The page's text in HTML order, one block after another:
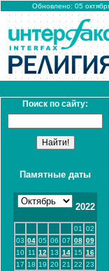
Обновлено: 05
Поиск по сайту:
Памятные даты
2022
01
02
03 04 05 06 07 08 09
10
11 12 13 14 15 16
17 18 19 20 21 22 23